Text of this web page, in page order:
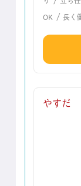
OK / 長く
やすだ